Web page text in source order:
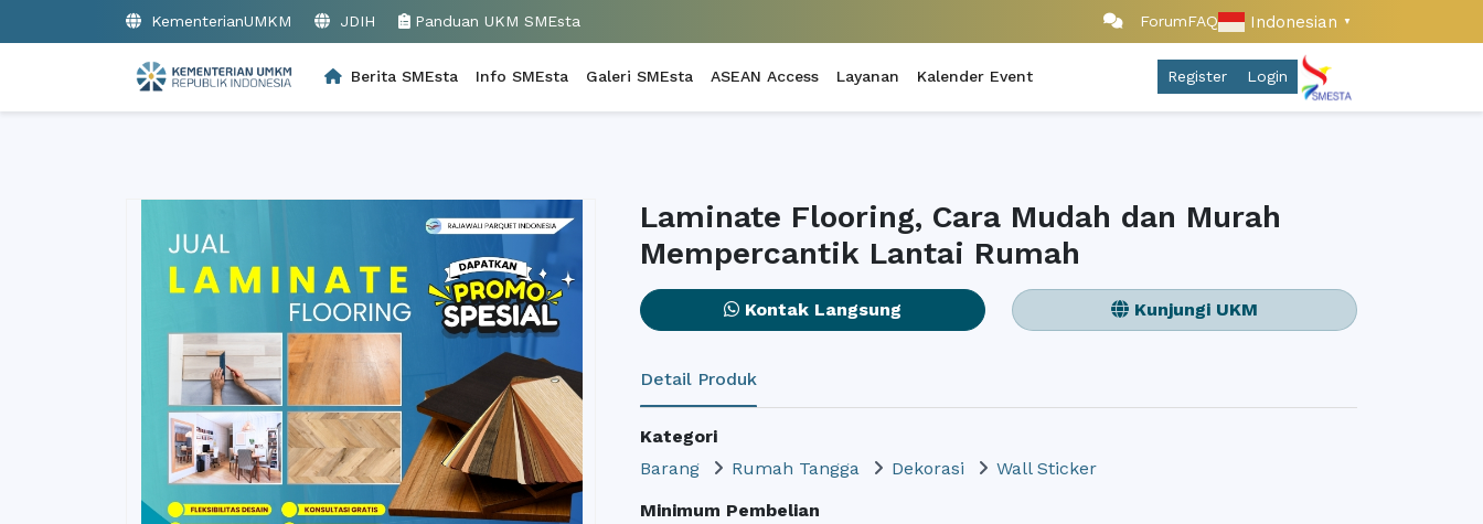
KementerianUMKM JDIH Panduan UKM SMEsta ForumFAQ Indonesian ▼
Berita SMEsta Info SMEsta Galeri SMEsta ASEAN Access Layanan Kalender Event Register Login
Laminate Flooring, Cara Mudah dan Murah
Mempercantik Lantai Rumah
Kontak Langsung Kunjungi UKM
Detail Produk
Kategori
Barang
Rumah Tangga Dekorasi
Wall Sticker
Minimum Pembelian